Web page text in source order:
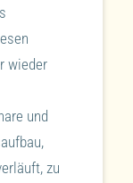
wieder
und
zu